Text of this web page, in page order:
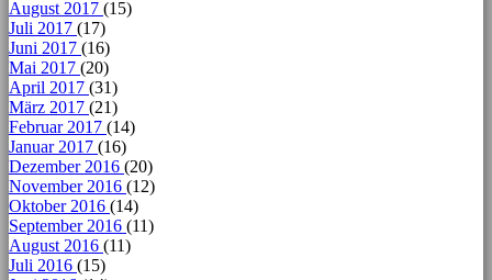
August 2017 (15)
Juli 2017 (17)
Juni 2017 (16)
Mai 2017 (20)
April 2017 (31)
März 2017 (21)
Februar 2017 (14)
Januar 2017 (16)
Dezember 2016 (20)
November 2016 (12)
Oktober 2016 (14)
September 2016 (11)
August 2016 (11)
Juli 2016 (15)